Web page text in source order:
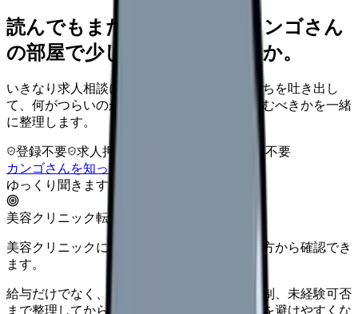
読んでもまだ苦しいなら、カンゴさん
の部屋で少し話してみませんか。
いきなり求人相談には進みません。今の気持ちを吐き出し
て、何がつらいのか、辞めるべきか、少し休むべきかを一緒
に整理します。
登録不要 求人押し売りなし
病院名は入力不要
カンゴさんを知ってから相談する
ゆっくり聞きます
美容クリニック転職
美容クリニックに向いているか、条件と働き方から確認でき
ます。
給与だけでなく、ノルマ、土日勤務、教育体制、未経験可否
まで整理してから求人を見た方がミスマッチを避けやすくな